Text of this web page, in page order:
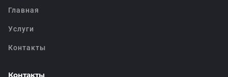
Главная
Услуги
Контакты
Контакты